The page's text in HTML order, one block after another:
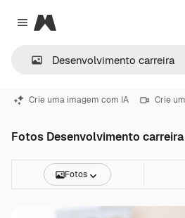
Close menu
Magnific
Crie uma imagem com IA Crie
Fotos Desenvolvimento carreira
Fotos